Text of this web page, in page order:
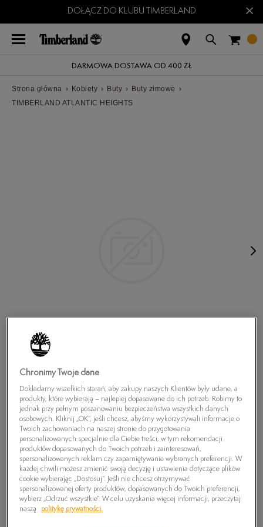
DOŁĄCZ DO KLUBU TIMBERLAND ×
DARMOWA DOSTAWA OD 400 ZŁ
Strona główna › Kobiety › Buty › Buty zimowe ›
TIMBERLAND ATLANTIC HEIGHTS
TIMBERLAND ATLANTIC HEIGHTS
449,99zł
PRODUKT NIEDOSTĘPNY
Chronimy Twoje dane
Dokładamy wszelkich starań, aby zakupy naszych Klientów były udane, a
produkty, które wybierają – najlepiej dopasowane do ich potrzeb. Robimy to
jednak przy pełnym poszanowaniu bezpieczeństwa wszystkich danych
osobowych. Kliknij „OK”, jeśli chcesz, abyśmy wykorzystywali informacje o
Twoich zachowaniach na naszej stronie do przygotowania
personalizowanych specjalnie dla Ciebie treści, w tym rekomendacji
produktów dopasowanych do Twoich potrzeb i zainteresowań,
spersonalizowanych reklam czy zapamiętywanie wybranych preferencji. W
każdej chwili możesz zmienić swoją decyzję i ustawienia dotyczące plików
cookie wybierając „Dostosuj”. Jeśli nie chcesz otrzymywać
spersonalizowanej oferty produktów, dopasowanych do Twoich preferencji,
wybierz „Odrzuć wszystkie”. W celu uzyskania więcej informacji, przeczytaj
naszą
politykę prywatności.